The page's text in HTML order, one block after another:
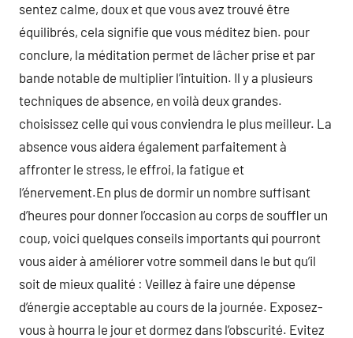
sentez calme, doux et que vous avez trouvé être
équilibrés, cela signifie que vous méditez bien. pour
conclure, la méditation permet de lâcher prise et par
bande notable de multiplier l’intuition. Il y a plusieurs
techniques de absence, en voilà deux grandes.
choisissez celle qui vous conviendra le plus meilleur. La
absence vous aidera également parfaitement à
affronter le stress, le effroi, la fatigue et
l’énervement.En plus de dormir un nombre suffisant
d’heures pour donner l’occasion au corps de souffler un
coup, voici quelques conseils importants qui pourront
vous aider à améliorer votre sommeil dans le but qu’il
soit de mieux qualité : Veillez à faire une dépense
d’énergie acceptable au cours de la journée. Exposez-
vous à hourra le jour et dormez dans l’obscurité. Evitez